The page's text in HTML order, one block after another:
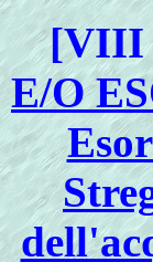
[VIII
E/O